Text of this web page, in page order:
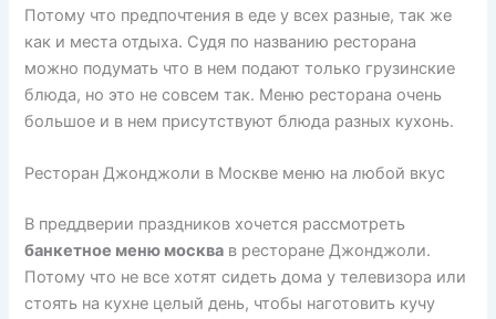
Потому что предпочтения в еде у всех разные, так же
как и места отдыха. Судя по названию ресторана
можно подумать что в нем подают только грузинские
блюда, но это не совсем так. Меню ресторана очень
большое и в нем присутствуют блюда разных кухонь.
Ресторан Джонджоли в Москве меню на любой вкус
В преддверии праздников хочется рассмотреть
банкетное меню москва в ресторане Джонджоли.
Потому что не все хотят сидеть дома у телевизора или
стоять на кухне целый день, чтобы наготовить кучу